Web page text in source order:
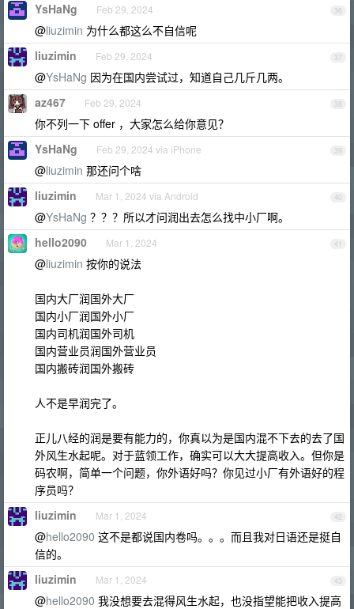
36
YsHaNg Feb 29, 2024
@liuzimin 为什么都这么不自信呢
37
liuzimin Feb 29, 2024
@YsHaNg 因为在国内尝试过，知道自己几斤几两。
38
az467 Feb 29, 2024
你不列一下 offer ，大家怎么给你意见？
39
YsHaNg Feb 29, 2024 via iPhone
@liuzimin 那还问个啥
40
liuzimin Mar 1, 2024 via Android
@YsHaNg ？？？所以才问润出去怎么找中小厂啊。
41
hello2090 Mar 1, 2024
@liuzimin 按你的说法
国内大厂润国外大厂
国内小厂润国外小厂
国内司机润国外司机
国内营业员润国外营业员
国内搬砖润国外搬砖
人不是早润完了。
正儿八经的润是要有能力的，你真以为是国内混不下去的去了国
外风生水起呢。对于蓝领工作，确实可以大大提高收入。但你是
码农啊，简单一个问题，你外语好吗？你见过小厂有外语好的程
序员吗？
42
liuzimin Mar 1, 2024
@hello2090 这不是都说国内卷吗。。。而且我对日语还是挺自
信的。
43
liuzimin Mar 1, 2024
@hello2090 我没想要去混得风生水起，也没指望能把收入提高